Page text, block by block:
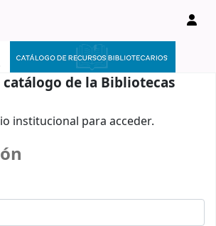
línea
de la Bibliotecas
institucional para acceder.